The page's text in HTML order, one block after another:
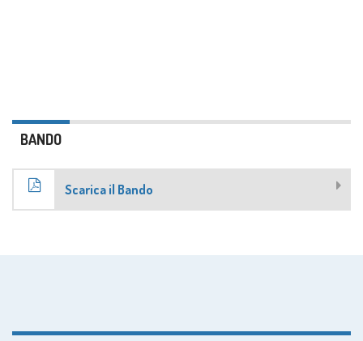
BANDO
Scarica il Bando